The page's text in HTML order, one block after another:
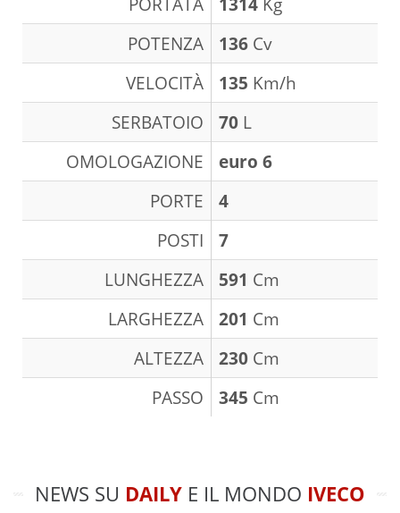
POTENZA
136 Cv
VELOCITÀ
135 Km/h
SERBATOIO
70 L
OMOLOGAZIONE
euro 6
PORTE
4
POSTI
7
LUNGHEZZA
591 Cm
LARGHEZZA
201 Cm
ALTEZZA
230 Cm
PASSO
345 Cm
NEWS SU DAILY E IL MONDO IVECO